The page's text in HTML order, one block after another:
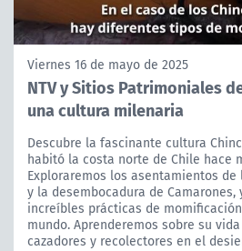
Viernes 16 de mayo de 2025
NTV y Sitios Patrimoniales
una cultura milenaria
Descubre la fascinante cultura
habitó la costa norte de Chile hace
Exploraremos los asentamientos de
y la desembocadura de Camarones,
increíbles prácticas de
mundo. Aprenderemos sobre su
cazadores y recolectores en el